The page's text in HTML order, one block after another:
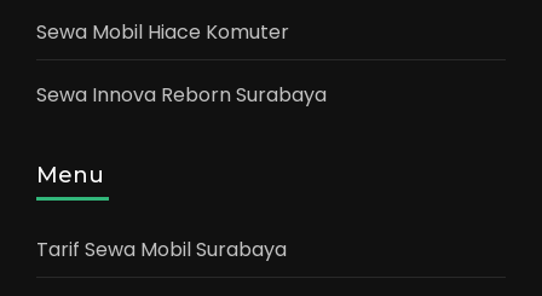
Sewa Mobil Hiace Komuter
Sewa Innova Reborn Surabaya
Menu
Tarif Sewa Mobil Surabaya